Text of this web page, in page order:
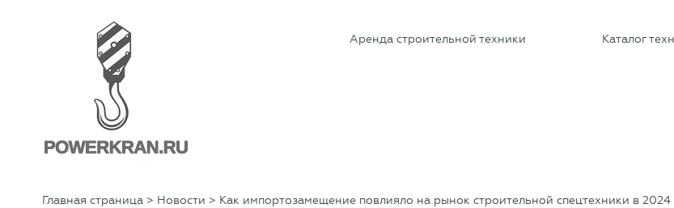
Аренда строительной техники Каталог
Главная страница > Новости > Как импортозамещение повлияло на рынок строительной спецтехники в 2024